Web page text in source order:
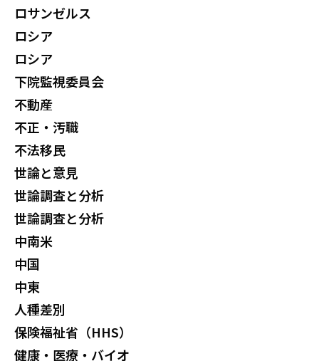
ロサンゼルス
ロシア
ロシア
下院監視委員会
不動産
不正・汚職
不法移民
世論と意見
世論調査と分析
世論調査と分析
中南米
中国
中東
人種差別
保険福祉省（HHS）
健康・医療・バイオ